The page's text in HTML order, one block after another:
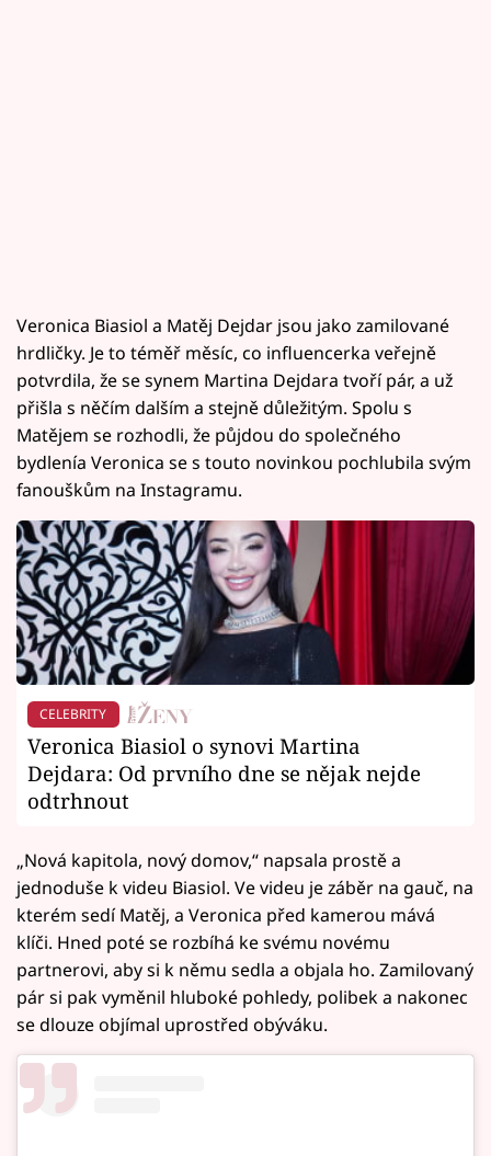
Veronica Biasiol a Matěj Dejdar jsou jako zamilované
hrdličky. Je to téměř měsíc, co influencerka veřejně
potvrdila, že se synem Martina Dejdara tvoří pár, a už
přišla s něčím dalším a stejně důležitým. Spolu s
Matějem se rozhodli, že půjdou do společného
bydlenía Veronica se s touto novinkou pochlubila svým
fanouškům na Instagramu.
CELEBRITY
Veronica Biasiol o synovi Martina
Dejdara: Od prvního dne se nějak nejde
odtrhnout
„Nová kapitola, nový domov,“ napsala prostě a
jednoduše k videu Biasiol. Ve videu je záběr na gauč, na
kterém sedí Matěj, a Veronica před kamerou mává
klíči. Hned poté se rozbíhá ke svému novému
partnerovi, aby si k němu sedla a objala ho. Zamilovaný
pár si pak vyměnil hluboké pohledy, polibek a nakonec
se dlouze objímal uprostřed obýváku.